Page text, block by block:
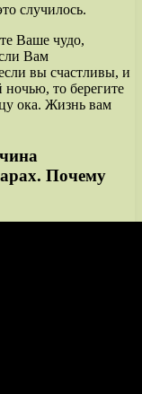
случилось.
Ваше чудо,
Вам
вы счастливы, и
ночью, то берегите
ока. Жизнь вам
Почему